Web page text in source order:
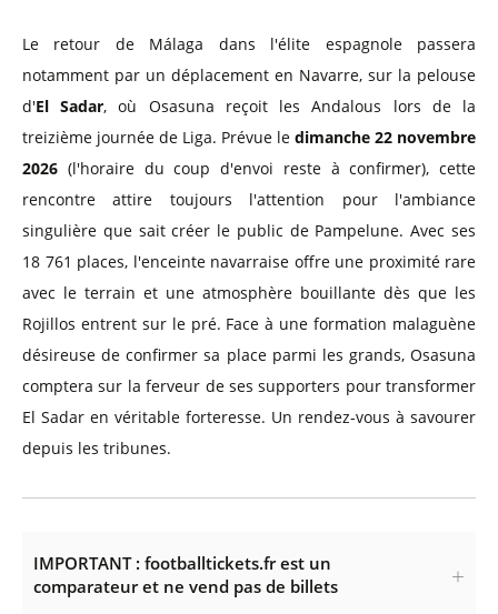
Le retour de Málaga dans l'élite espagnole passera
notamment par un déplacement en Navarre, sur la pelouse
d'El Sadar, où Osasuna reçoit les Andalous lors de la
treizième journée de Liga. Prévue le dimanche 22 novembre
2026 (l'horaire du coup d'envoi reste à confirmer), cette
rencontre attire toujours l'attention pour l'ambiance
singulière que sait créer le public de Pampelune. Avec ses
18 761 places, l'enceinte navarraise offre une proximité rare
avec le terrain et une atmosphère bouillante dès que les
Rojillos entrent sur le pré. Face à une formation malaguène
désireuse de confirmer sa place parmi les grands, Osasuna
comptera sur la ferveur de ses supporters pour transformer
El Sadar en véritable forteresse. Un rendez-vous à savourer
depuis les tribunes.
IMPORTANT : footballtickets.fr est un
comparateur et ne vend pas de billets